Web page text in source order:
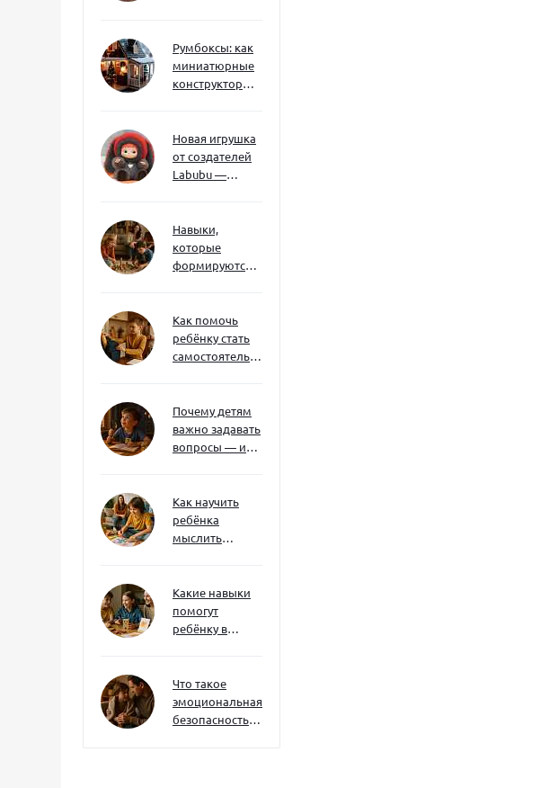
ждать и как
подготовиться
Румбоксы: как
миниатюрные
конструкторы
мышление и
внимание к
деталям
Новая игрушка
от создателей
Labubu —
Навыки,
которые
формируются
ребёнка
успешным
Как помочь
ребёнку стать
самостоятельным
Почему детям
важно задавать
вопросы — и
Как научить
ребёнка
мыслить
сложностей
Какие навыки
помогут
ребёнку в
их уже сейчас
Что такое
эмоциональная
безопасность